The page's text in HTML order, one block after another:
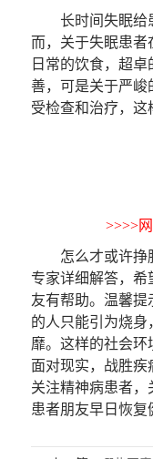
长时间失眠给患
而，关于失眠患
日常的饮食，超
善，可是关于严峻
受检查和治疗，这
>>>>
怎么才或许挣脱
专家详细解答，希
友有帮助。 温馨提
的人只能引为烧身
靡。这样的社会环
面对现实，战胜
关注精神病患者，
患者朋友早日恢复